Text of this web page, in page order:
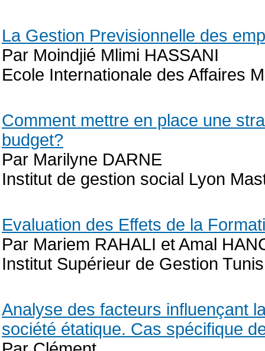
La Gestion Previsionnelle des
Par Moindjié Mlimi HASSANI
Ecole Internationale des Affaires
Comment mettre en place une
budget?
Par Marilyne DARNE
Institut de gestion social Lyon
Evaluation des Effets de la
Par Mariem RAHALI et Amal
Institut Supérieur de Gestion
Analyse des facteurs influençant
société étatique. Cas spécifique